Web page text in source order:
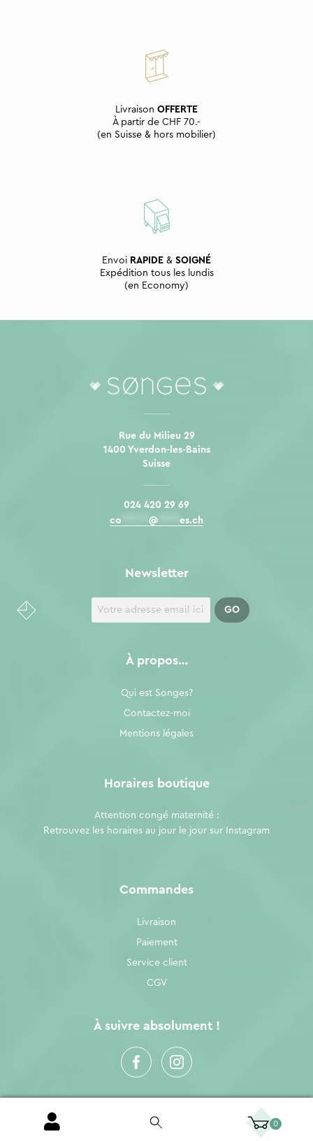
Livraison OFFERTE
À partir de CHF 70.-
(en Suisse & hors mobilier)
Envoi RAPIDE & SOIGNÉ
Expédition tous les lundis
(en Economy)
Rue du Milieu 29
1400 Yverdon-les-Bains
Suisse
024 420 29 69
co
@ es.ch
Commandes
Livraison
Paiement
Service client
CGV
À suivre absolument !
À propos…
Qui est Songes?
Contactez-moi
Mentions légales
Newsletter
Horaires boutique
Attention congé maternité :
Retrouvez les horaires au jour le jour sur
Instagram
0